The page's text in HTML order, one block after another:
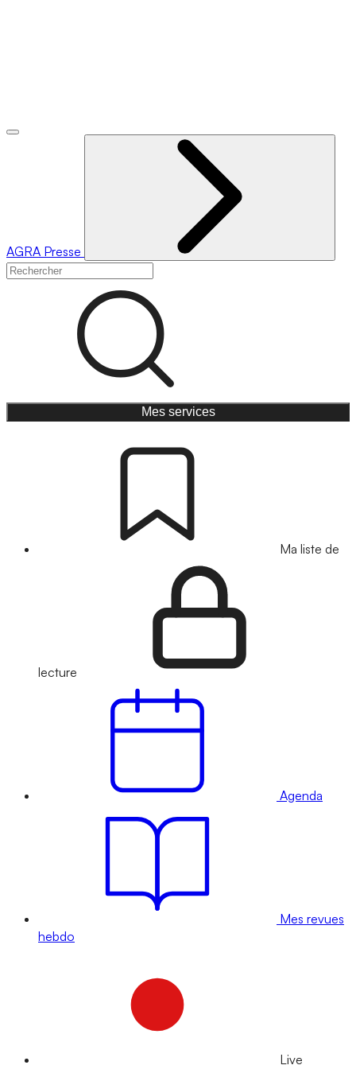
AGRA Presse
Mes services
Ma liste de
lecture
Agenda
Mes revues
hebdo
Live